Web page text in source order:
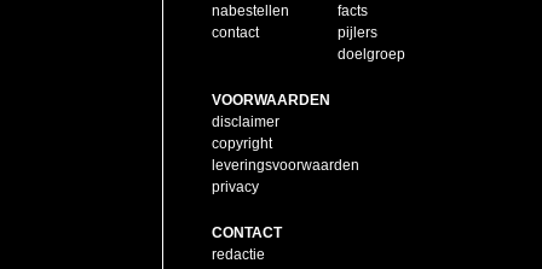
nabestellen
contact
facts
pijlers
doelgroep
VOORWAARDEN
disclaimer
copyright
leveringsvoorwaarden
privacy
CONTACT
redactie